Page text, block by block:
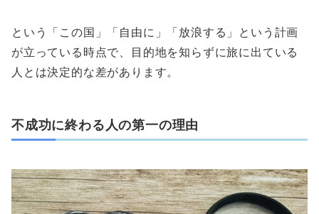
という「この国」「自由に」「放浪する」という計画
が立っている時点で、目的地を知らずに旅に出ている
人とは決定的な差があります。
不成功に終わる人の第一の理由